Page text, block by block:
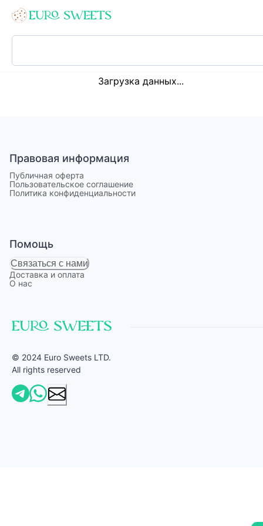
Loading...
Загрузка данных...
Правовая информация
Публичная оферта
Пользовательское соглашение
Политика конфиденциальности
Помощь
Связаться с нами
Доставка и оплата
О нас
© 2024 Euro Sweets LTD.
All rights reserved